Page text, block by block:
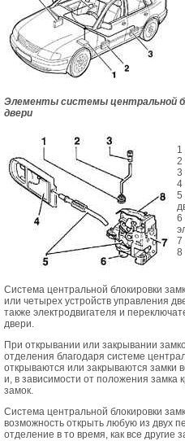
Элементы системы центральной
двери
1
2
3
4
5
6
7
8
Система центральной блокировки
или четырех устройств управления
также электродвигателя и
двери.
При открывании или закрывании
отделения благодаря системе
открываются или закрываются замки
и, в зависимости от положения замка
замок.
Система центральной блокировки
возможность открыть любую из двух
отделение в то время, как все другие